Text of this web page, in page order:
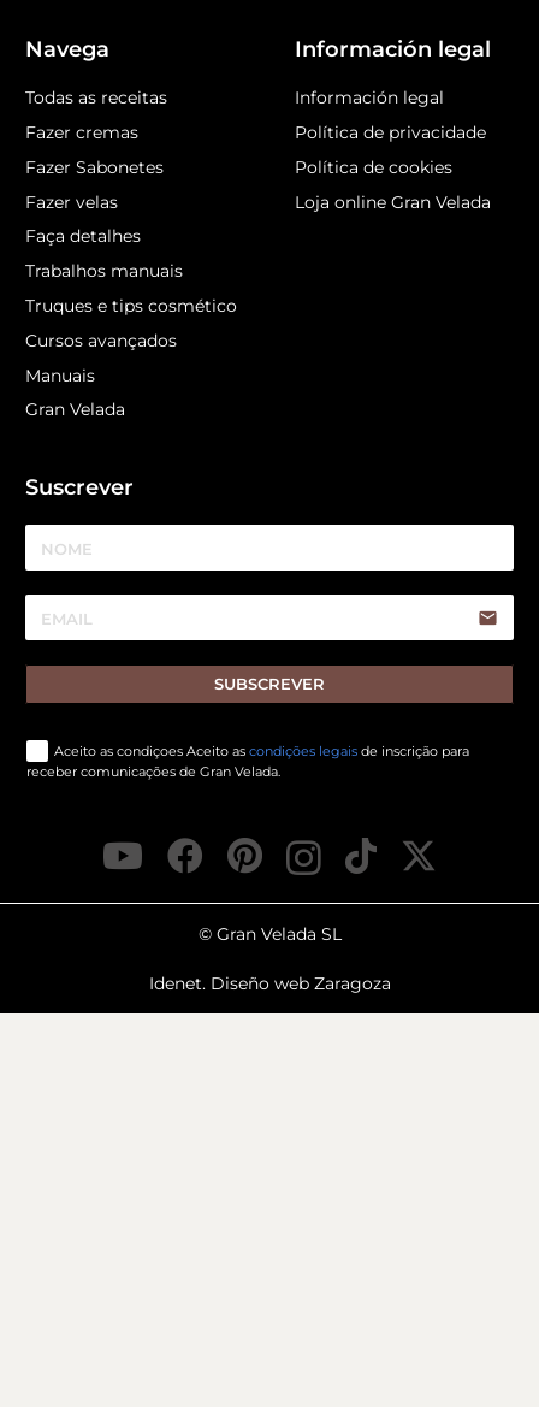
Navega
Todas as receitas
Fazer cremas
Fazer Sabonetes
Fazer velas
Faça detalhes
Trabalhos manuais
Truques e tips cosmético
Cursos avançados
Manuais
Gran Velada
Información legal
Información legal
Política de privacidade
Política de cookies
Loja online Gran Velada
Suscrever
email
SUBSCREVER
Aceito as condiçoes Aceito as condições legais de inscrição para
receber comunicações de Gran Velada.
© Gran Velada SL
Idenet. Diseño web Zaragoza